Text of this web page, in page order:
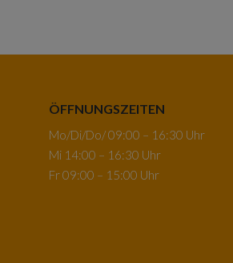
ÖFFNUNGSZEITEN
Mo/Di/Do/ 09:00 – 16:30 Uhr
Mi 14:00 – 16:30 Uhr
Fr 09:00 – 15:00 Uhr